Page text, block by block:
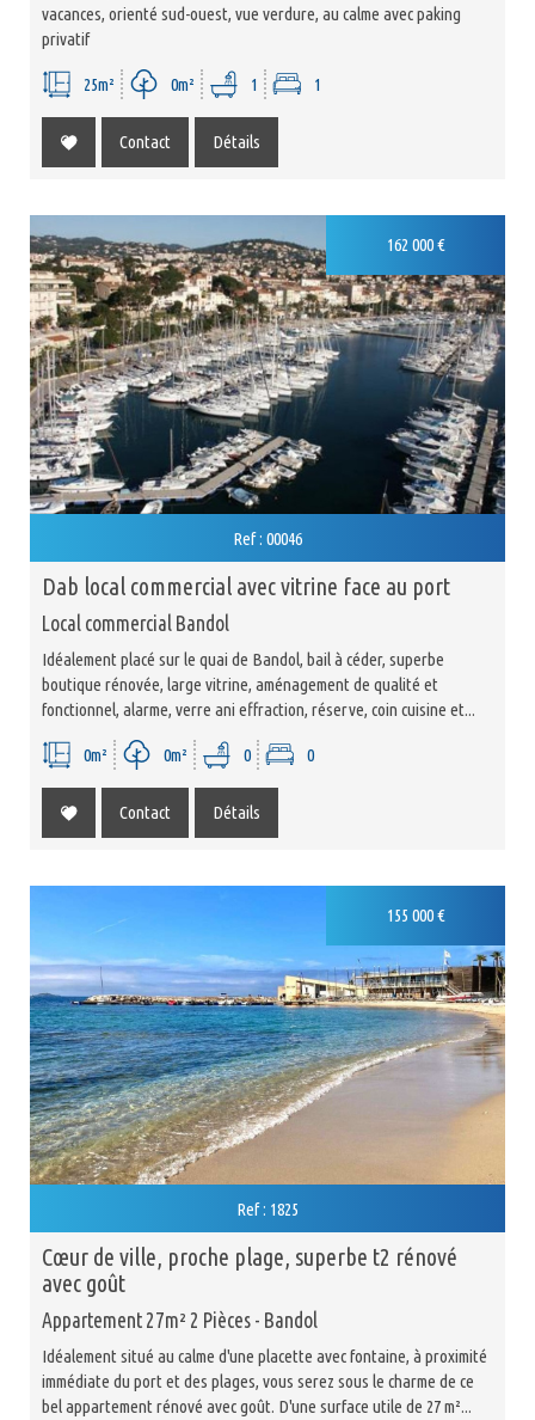
vacances, orienté sud-ouest, vue verdure, au calme avec paking
privatif
25m² 0m² 1 1
Contact Détails
162 000 €
Ref : 00046
dab local commercial avec vitrine face au port
Local commercial Bandol
Idéalement placé sur le quai de Bandol, bail à céder, superbe
boutique rénovée, large vitrine, aménagement de qualité et
fonctionnel, alarme, verre ani effraction, réserve, coin cuisine et...
0m² 0m² 0 0
Contact Détails
155 000 €
Ref : 1825
cœur de ville, proche plage, superbe t2 rénové
avec goût
Appartement 27m² 2 Pièces - Bandol
Idéalement situé au calme d'une placette avec fontaine, à proximité
immédiate du port et des plages, vous serez sous le charme de ce
bel appartement rénové avec goût. D'une surface utile de 27 m²...